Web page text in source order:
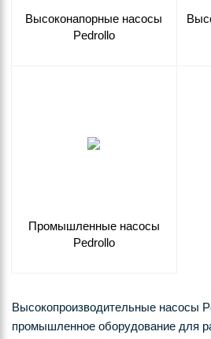
Высоконапорные насосы
Pedrollo
Промышленные насосы
Pedrollo
Высокопроизводительные насосы
промышленное оборудование для